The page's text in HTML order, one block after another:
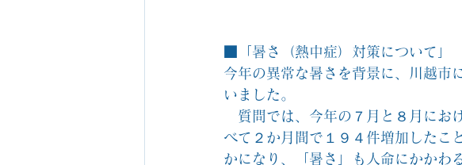
■「暑さ（熱中症）対策について」
今年の異常な暑さを背景に、川越市
いました。
質問では、今年の７月と８月にお
べて２か月間で１９４件増加したこ
かになり、「暑さ」も人命にかかわ